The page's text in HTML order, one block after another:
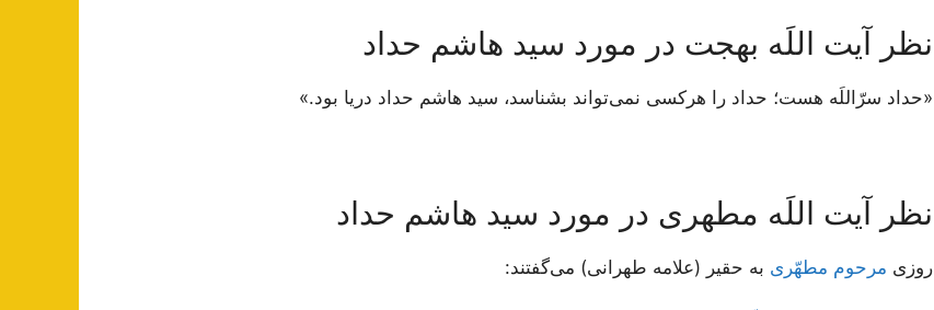
نظر آیت اللَه بهجت در مورد سید هاشم حداد
«حداد سرّاللَه هست؛ حداد را هرکسی نمی‌تواند بشناسد، سید هاشم حداد دریا بود.»
نظر آیت اللَه مطهری در مورد سید هاشم حداد
روزى مرحوم مطهّرى به حقير (علامه طهرانی) مى‌گفتند: